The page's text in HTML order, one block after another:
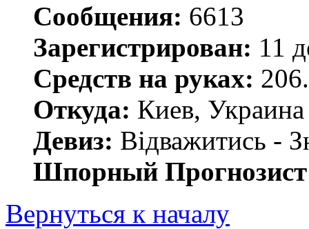
Сообщения: 6613
Зарегистрирован: 11
Средств на руках:
Откуда: Киев, Украина
Девиз: Відважитись -
Шпорный
Вернуться к началу